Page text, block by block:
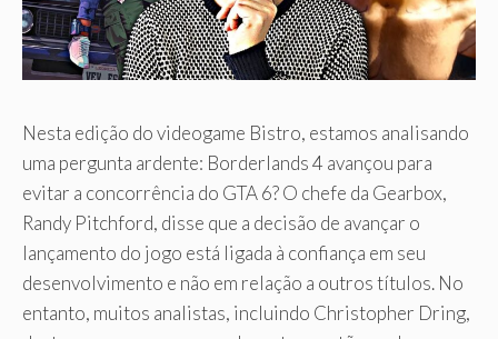
Nesta edição do videogame Bistro, estamos analisando
uma pergunta ardente: Borderlands 4 avançou para
evitar a concorrência do GTA 6? O chefe da Gearbox,
Randy Pitchford, disse que a decisão de avançar o
lançamento do jogo está ligada à confiança em seu
desenvolvimento e não em relação a outros títulos. No
entanto, muitos analistas, incluindo Christopher Dring,